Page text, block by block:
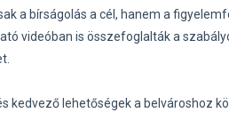
a bírságolás a cél, hanem a
videóban is összefoglalták a
kedvező lehetőségek a belvároshoz